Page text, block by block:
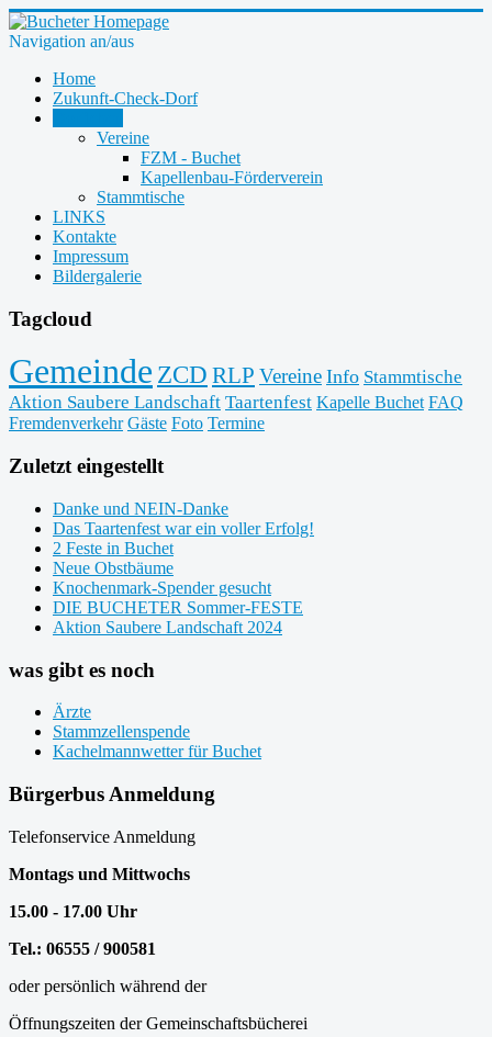
Navigation an/aus
Home
Zukunft-Check-Dorf
Vereine
FZM - Buchet
Kapellenbau-Förderverein
Stammtische
LINKS
Kontakte
Impressum
Bildergalerie
Tagcloud
Gemeinde ZCD RLP Vereine Info Stammtische
Aktion Saubere Landschaft Taartenfest Kapelle Buchet FAQ
Fremdenverkehr Gäste Foto Termine
Zuletzt eingestellt
Danke und NEIN-Danke
Das Taartenfest war ein voller Erfolg!
2 Feste in Buchet
Neue Obstbäume
Knochenmark-Spender gesucht
DIE BUCHETER Sommer-FESTE
Aktion Saubere Landschaft 2024
was gibt es noch
Ärzte
Stammzellenspende
Kachelmannwetter für Buchet
Bürgerbus Anmeldung
Telefonservice Anmeldung
Montags und Mittwochs
15.00 - 17.00 Uhr
Tel.: 06555 / 900581
oder persönlich während der
Öffnungszeiten der Gemeinschaftsbücherei